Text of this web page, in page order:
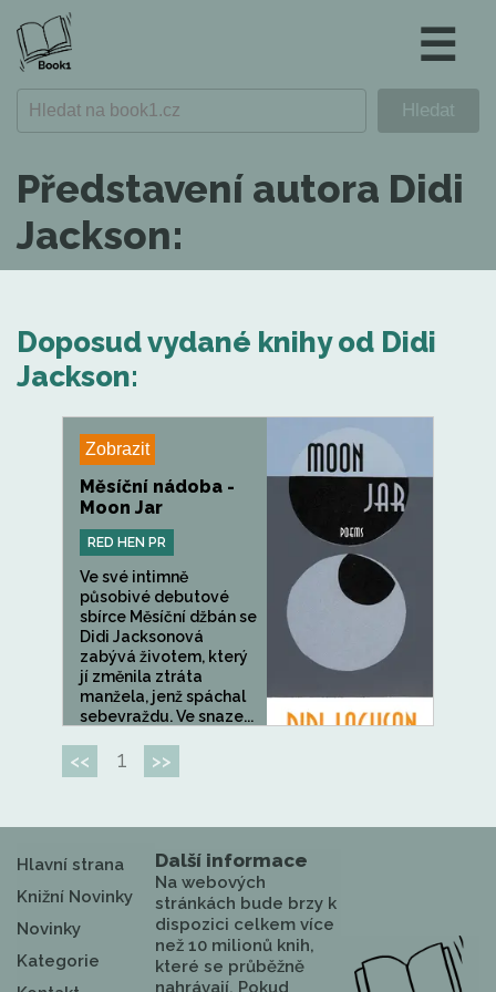
☰
Představení autora Didi
Jackson:
Doposud vydané knihy od Didi
Jackson:
Zobrazit
Měsíční nádoba -
Moon Jar
RED HEN PR
Ve své intimně
působivé debutové
sbírce Měsíční džbán se
Didi Jacksonová
zabývá životem, který
jí změnila ztráta
manžela, jenž spáchal
sebevraždu. Ve snaze...
<< 1 >>
Hlavní strana
Knižní Novinky
Novinky
Kategorie
Další informace
Na webových
stránkách bude brzy k
dispozici celkem více
než 10 milionů knih,
které se průběžně
nahrávají. Pokud